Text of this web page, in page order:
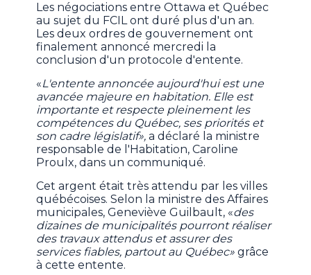
Les négociations entre Ottawa et Québec
au sujet du FCIL ont duré plus d'un an.
Les deux ordres de gouvernement ont
finalement annoncé mercredi la
conclusion d'un protocole d'entente.
«L'entente annoncée aujourd'hui est une
avancée majeure en habitation. Elle est
importante et respecte pleinement les
compétences du Québec, ses priorités et
son cadre législatif», a déclaré la ministre
responsable de l'Habitation, Caroline
Proulx, dans un communiqué.
Cet argent était très attendu par les villes
québécoises. Selon la ministre des Affaires
municipales, Geneviève Guilbault, «des
dizaines de municipalités pourront réaliser
des travaux attendus et assurer des
services fiables, partout au Québec» grâce
à cette entente.